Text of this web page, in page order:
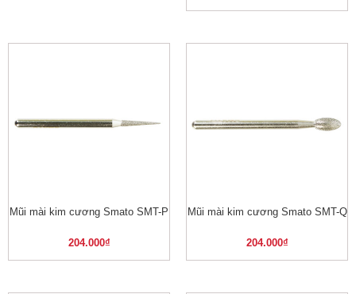
Mũi mài kim cương Smato SMT-P
204.000₫
Mũi mài kim cương Smato SMT-Q
204.000₫